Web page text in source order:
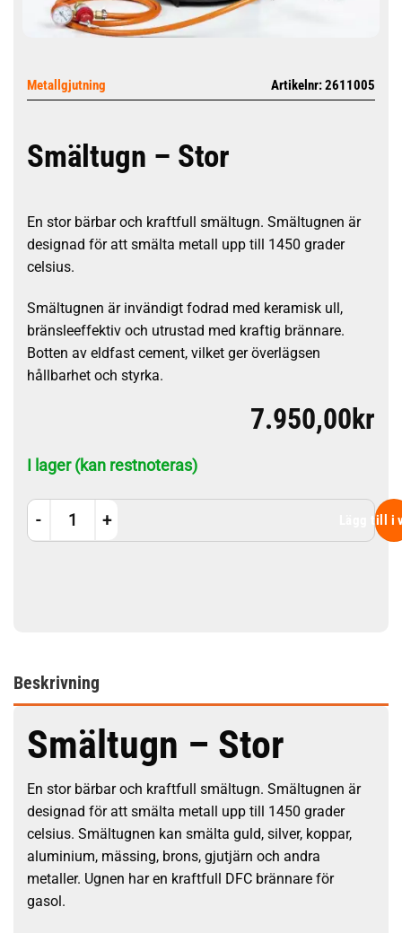
Metallgjutning Artikelnr: 2611005
Smältugn – Stor
En stor bärbar och kraftfull smältugn. Smältugnen är
designad för att smälta metall upp till 1450 grader
celsius.
Smältugnen är invändigt fodrad med keramisk ull,
bränsleeffektiv och utrustad med kraftig brännare.
Botten av eldfast cement, vilket ger överlägsen
hållbarhet och styrka.
7.950,00kr
I lager (kan restnoteras)
Smältugn - Stor mängd
Lägg till i
Beskrivning
Smältugn – Stor
En stor bärbar och kraftfull smältugn. Smältugnen är
designad för att smälta metall upp till 1450 grader
celsius. Smältugnen kan smälta guld, silver, koppar,
aluminium, mässing, brons, gjutjärn och andra
metaller. Ugnen har en kraftfull DFC brännare för
gasol.